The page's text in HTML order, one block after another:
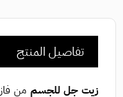
تفاصيل المنتج
زيت جل للجسم من